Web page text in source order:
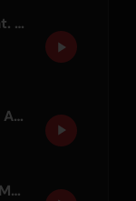
Uptown Funk (feat. Bruno Mars)
Just the Way You Are (Radio Edit)
When I Was Your Man